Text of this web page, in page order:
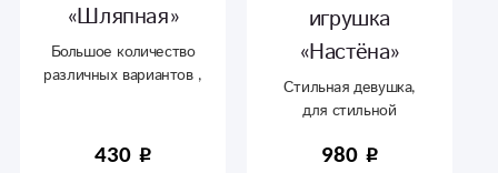
«Шляпная»
Большое количество
различных вариантов ,
430
игрушка
«Настёна»
Стильная девушка,
для стильной
980